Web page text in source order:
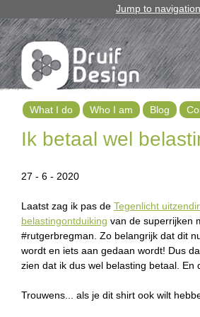
Jump to navigation
Ik betaal wel
27 - 6 - 2020
Laatst zag ik pas de Tegenlicht
belastingontduiking van de superrijken
#rutgerbregman. Zo belangrijk dat dit
wordt en iets aan gedaan wordt! Dus
zien dat ik dus wel belasting betaal. En
Trouwens... als je dit shirt ook wilt
M
n
m
e
What I do Who I am Blog